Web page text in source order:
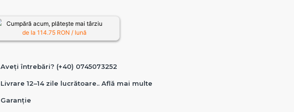
Cumpără acum, plătește mai târziu
de la 114.75 RON / lună
Aveți întrebări? (+40) 0745073252
Livrare 12–14 zile lucrătoare.. Află mai multe
Garanție